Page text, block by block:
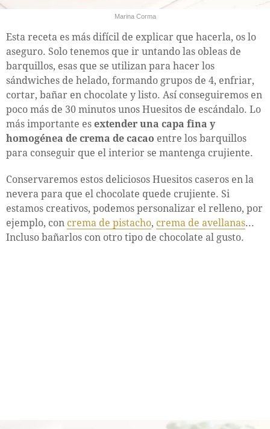
Marina Corma
Esta receta es más difícil de explicar que hacerla, os lo
aseguro. Solo tenemos que ir untando las obleas de
barquillos, esas que se utilizan para hacer los
sándwiches de helado, formando grupos de 4, enfriar,
cortar, bañar en chocolate y listo. Así conseguiremos en
poco más de 30 minutos unos Huesitos de escándalo. Lo
más importante es extender una capa fina y
homogénea de crema de cacao entre los barquillos
para conseguir que el interior se mantenga crujiente.
Conservaremos estos deliciosos Huesitos caseros en la
nevera para que el chocolate quede crujiente. Si
estamos creativos, podemos personalizar el relleno, por
ejemplo, con crema de pistacho, crema de avellanas...
Incluso bañarlos con otro tipo de chocolate al gusto.